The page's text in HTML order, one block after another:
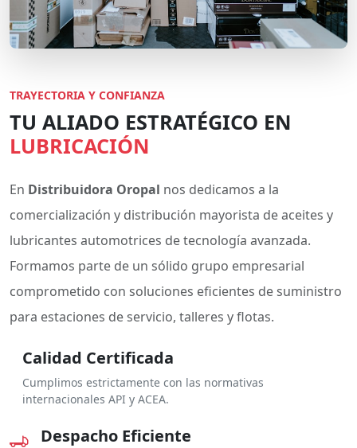
TRAYECTORIA Y CONFIANZA
TU ALIADO ESTRATÉGICO EN
LUBRICACIÓN
En Distribuidora Oropal nos dedicamos a la
comercialización y distribución mayorista de aceites y
lubricantes automotrices de tecnología avanzada.
Formamos parte de un sólido grupo empresarial
comprometido con soluciones eficientes de suministro
para estaciones de servicio, talleres y flotas.
Calidad Certificada
Cumplimos estrictamente con las normativas
internacionales API y ACEA.
Despacho Eficiente